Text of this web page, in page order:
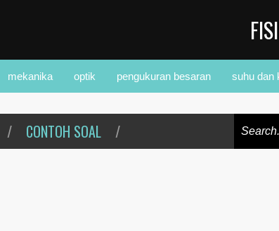
mekanika optik pengukuran besaran suhu dan
/ CONTOH SOAL /